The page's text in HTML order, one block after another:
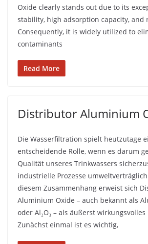
Oxide clearly stands out due to its
stability, high adsorption capacity, and
Consequently, it is widely utilized to
contaminants
Read More
Distributor Aluminium
Die Wasserfiltration spielt heutzutage
entscheidende Rolle, wenn es darum
Qualität unseres Trinkwassers
industrielle Prozesse
diesem Zusammenhang erweist sich
Aluminium Oxide – auch bekannt als
oder Al₂O₃ – als äußerst
Zunächst einmal ist es wichtig,